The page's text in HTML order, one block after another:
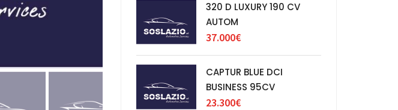
320 D LUXURY 190 CV
AUTOM
37.000€
CAPTUR BLUE DCI
BUSINESS 95CV
23.300€